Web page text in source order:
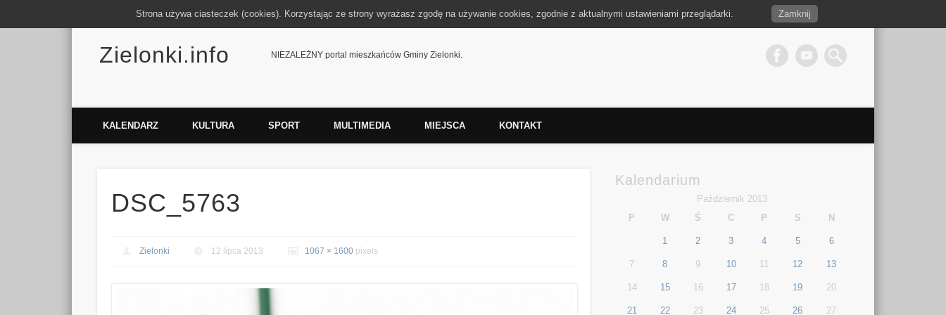
Zielonki.info NIEZALEŻNY portal mieszkańców Gminy Zielonki.
FacebookVimeo
KALENDARZ KULTURA SPORT MULTIMEDIA MIEJSCA KONTAKT
DSC_5763
Zielonki 12 lipca 2013 1067 × 1600 pixels
Kalendarium
Październik 2013
P
W Ś C P S N
1 2 3 4 5 6
7 8 9 10 11 12 13
14 15 16 17 18 19 20
21 22 23 24 25 26 27
Strona używa ciasteczek (cookies). Korzystając ze strony wyrażasz zgodę na używanie cookies, zgodnie z aktualnymi ustawieniami przeglądarki. Zamknij